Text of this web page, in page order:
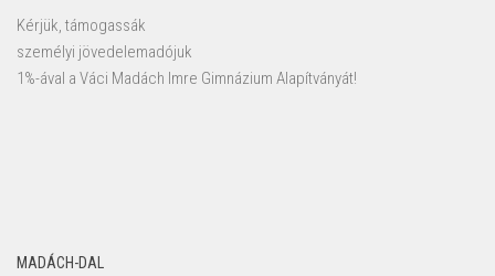
Kérjük, támogassák
személyi jövedelemadójuk
1%-ával a Váci Madách Imre Gimnázium Alapítványát!
MADÁCH-DAL